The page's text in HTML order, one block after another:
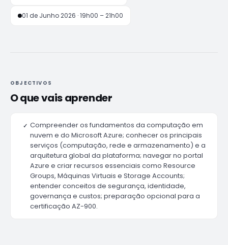
01 de Junho 2026 · 19h00 – 21h00
OBJECTIVOS
O que vais aprender
✓ Compreender os fundamentos da computação em
nuvem e do Microsoft Azure; conhecer os principais
serviços (computação, rede e armazenamento) e a
arquitetura global da plataforma; navegar no portal
Azure e criar recursos essenciais como Resource
Groups, Máquinas Virtuais e Storage Accounts;
entender conceitos de segurança, identidade,
governança e custos; preparação opcional para a
certificação AZ-900.